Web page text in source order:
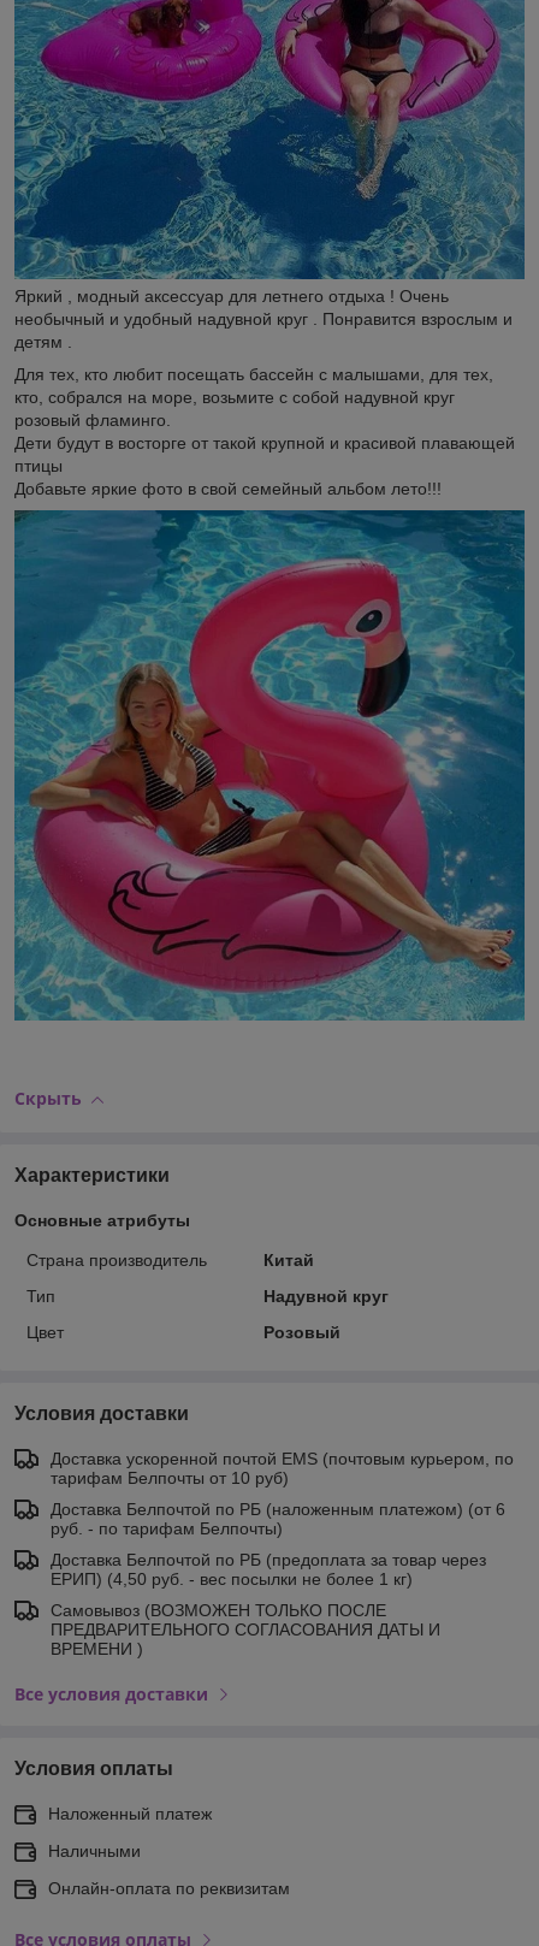
Яркий , модный аксессуар для летнего отдыха ! Очень
необычный и удобный надувной круг . Понравится взрослым и
детям .
Для тех, кто любит посещать бассейн с малышами, для тех,
кто, собрался на море, возьмите с собой надувной круг
розовый фламинго.
Дети будут в восторге от такой крупной и красивой плавающей
птицы
Добавьте яркие фото в свой семейный альбом лето!!!
Скрыть
Характеристики
Основные атрибуты
Страна производитель
Китай
Тип
Надувной круг
Цвет
Розовый
Условия доставки
Доставка ускоренной почтой EMS (почтовым курьером, по
тарифам Белпочты от 10 руб)
Доставка Белпочтой по РБ (наложенным платежом) (от 6
руб. - по тарифам Белпочты)
Доставка Белпочтой по РБ (предоплата за товар через
ЕРИП) (4,50 руб. - вес посылки не более 1 кг)
Самовывоз (ВОЗМОЖЕН ТОЛЬКО ПОСЛЕ
ПРЕДВАРИТЕЛЬНОГО СОГЛАСОВАНИЯ ДАТЫ И
ВРЕМЕНИ )
Все условия доставки
Условия оплаты
Наложенный платеж
Наличными
Онлайн-оплата по реквизитам
Все условия оплаты